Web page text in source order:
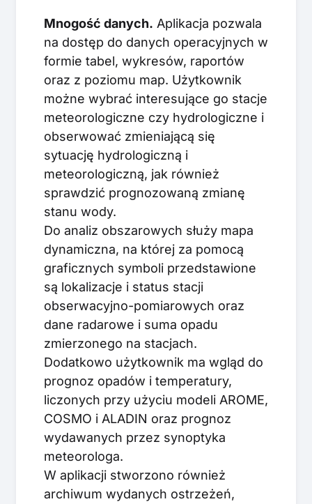
Mnogość danych. Aplikacja pozwala
na dostęp do danych operacyjnych w
formie tabel, wykresów, raportów
oraz z poziomu map. Użytkownik
możne wybrać interesujące go stacje
meteorologiczne czy hydrologiczne i
obserwować zmieniającą się
sytuację hydrologiczną i
meteorologiczną, jak również
sprawdzić prognozowaną zmianę
stanu wody.
Do analiz obszarowych służy mapa
dynamiczna, na której za pomocą
graficznych symboli przedstawione
są lokalizacje i status stacji
obserwacyjno-pomiarowych oraz
dane radarowe i suma opadu
zmierzonego na stacjach.
Dodatkowo użytkownik ma wgląd do
prognoz opadów i temperatury,
liczonych przy użyciu modeli AROME,
COSMO i ALADIN oraz prognoz
wydawanych przez synoptyka
meteorologa.
W aplikacji stworzono również
archiwum wydanych ostrzeżeń,